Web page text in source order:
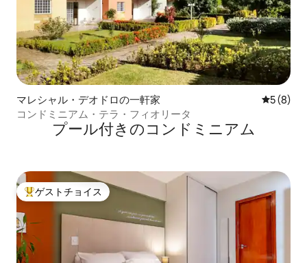
マレシャル・デオドロの一軒家 レビュー
5 (8)
コンドミニアム・テラ・フィオリータ
プール付きのコンドミニアム
大好評のゲストチョイスです。
ゲストチョイス